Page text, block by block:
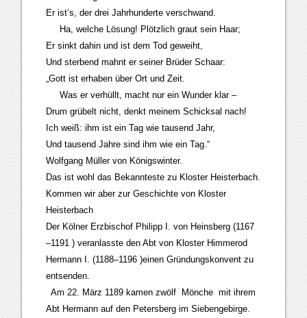
Er ist’s, der drei Jahrhunderte verschwand.
Ha, welche Lösung! Plötzlich graut sein Haar;
Er sinkt dahin und ist dem Tod geweiht,
Und sterbend mahnt er seiner Brüder Schaar:
„Gott ist erhaben über Ort und Zeit.
Was er verhüllt, macht nur ein Wunder klar –
Drum grübelt nicht, denkt meinem Schicksal nach!
Ich weiß: ihm ist ein Tag wie tausend Jahr,
Und tausend Jahre sind ihm wie ein Tag.“
Wolfgang Müller von Königswinter.
Das ist wohl das Bekannteste zu Kloster Heisterbach.
Kommen wir aber zur Geschichte von Kloster
Heisterbach
Der Kölner Erzbischof Philipp I. von Heinsberg (1167
–1191 ) veranlasste den Abt von Kloster Himmerod
Hermann I. (1188–1196 )einen Gründungskonvent zu
entsenden.
Am 22. März 1189 kamen zwölf Mönche mit ihrem
Abt Hermann auf den Petersberg im Siebengebirge.